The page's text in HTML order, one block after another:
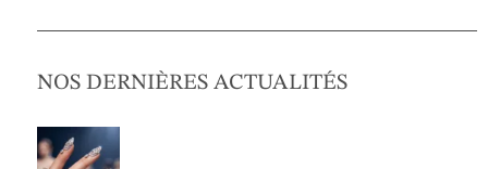
NOS DERNIÈRES ACTUALITÉS